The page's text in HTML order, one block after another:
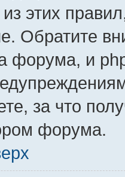
этих
Обратите
форума, и
за что
форума.